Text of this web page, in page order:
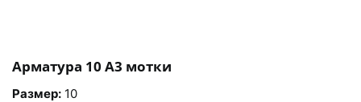
Арматура 10 А3 мотки
Размер: 10